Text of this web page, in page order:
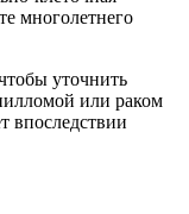
многолетнего
уточнить
или раком
впоследствии